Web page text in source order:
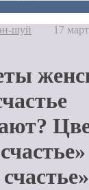
шуй 17